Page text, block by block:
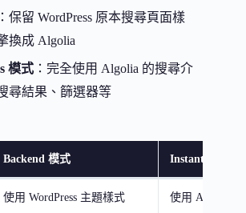
：保留 WordPress 原本搜尋頁面樣
換成 Algolia
模式 ：完全使用 Algolia 的搜尋介
尋結果、篩選器等
Backend 模式
使用 WordPress 主題樣式 使用 Algolia 樣